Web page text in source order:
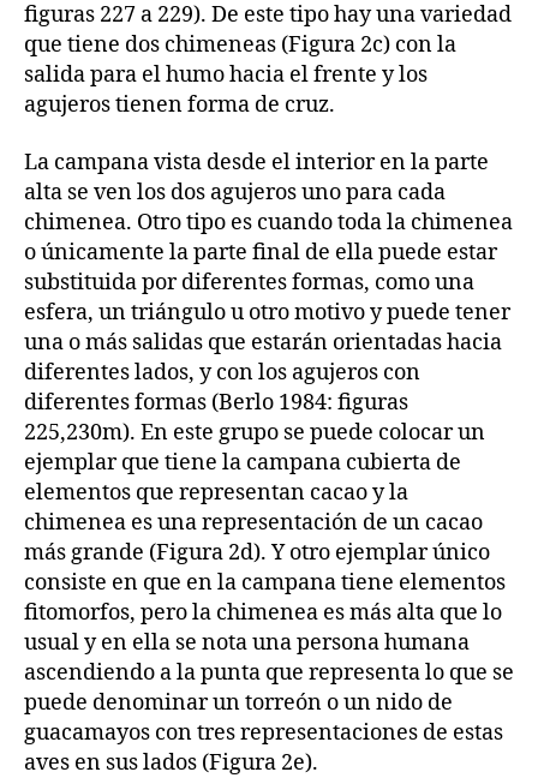
figuras 227 a 229). De este tipo hay una variedad
que tiene dos chimeneas (Figura 2c) con la
salida para el humo hacia el frente y los
agujeros tienen forma de cruz.
La campana vista desde el interior en la parte
alta se ven los dos agujeros uno para cada
chimenea. Otro tipo es cuando toda la chimenea
o únicamente la parte final de ella puede estar
substituida por diferentes formas, como una
esfera, un triángulo u otro motivo y puede tener
una o más salidas que estarán orientadas hacia
diferentes lados, y con los agujeros con
diferentes formas (Berlo 1984: figuras
225,230m). En este grupo se puede colocar un
ejemplar que tiene la campana cubierta de
elementos que representan cacao y la
chimenea es una representación de un cacao
más grande (Figura 2d). Y otro ejemplar único
consiste en que en la campana tiene elementos
fitomorfos, pero la chimenea es más alta que lo
usual y en ella se nota una persona humana
ascendiendo a la punta que representa lo que se
puede denominar un torreón o un nido de
guacamayos con tres representaciones de estas
aves en sus lados (Figura 2e).